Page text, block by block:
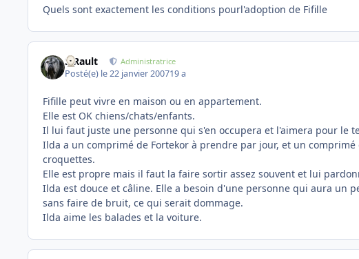
Quels sont exactement les conditions pourl'adoption de Fifille
S.Rault Administratrice
Posté(e) le 22 janvier 200719 a
Fifille peut vivre en maison ou en appartement.
Elle est OK chiens/chats/enfants.
Il lui faut juste une personne qui s'en occupera et l'aimera pour le
Ilda a un comprimé de Fortekor à prendre par jour, et un
croquettes.
Elle est propre mais il faut la faire sortir assez souvent et lui
Ilda est douce et câline. Elle a besoin d'une personne qui aura un
sans faire de bruit, ce qui serait dommage.
Ilda aime les balades et la voiture.